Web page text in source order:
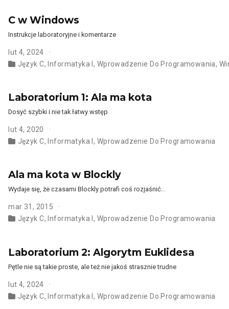
C w Windows
Instrukcje laboratoryjne i komentarze
lut 4, 2024
Język C, Informatyka I , Wprowadzenie Do Programowania,
Laboratorium 1: Ala ma kota
Dosyć szybki i nie tak łatwy wstęp
lut 4, 2020
Język C, Informatyka I , Wprowadzenie Do Programowania
Ala ma kota w Blockly
Wydaje się, że czasami Blockly potrafi coś rozjaśnić…
mar 31, 2015
Język C, Informatyka I , Wprowadzenie Do Programowania
Laboratorium 2: Algorytm Euklidesa
Pętle nie są takie proste, ale też nie jakoś strasznie trudne
lut 4, 2024
Język C, Informatyka I , Wprowadzenie Do Programowania